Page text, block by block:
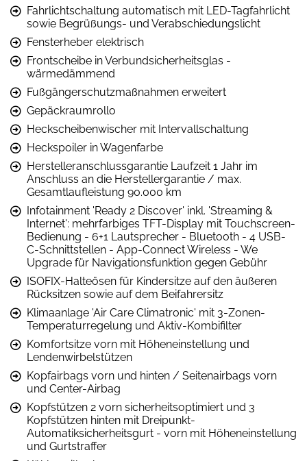
Fahrlichtschaltung automatisch mit LED-Tagfahrlicht
sowie Begrüßungs- und Verabschiedungslicht
Fensterheber elektrisch
Frontscheibe in Verbundsicherheitsglas -
wärmedämmend
Fußgängerschutzmaßnahmen erweitert
Gepäckraumrollo
Heckscheibenwischer mit Intervallschaltung
Heckspoiler in Wagenfarbe
Herstelleranschlussgarantie Laufzeit 1 Jahr im
Anschluss an die Herstellergarantie / max.
Gesamtlaufleistung 90.000 km
Infotainment 'Ready 2 Discover' inkl. 'Streaming &
Internet': mehrfarbiges TFT-Display mit Touchscreen-
Bedienung - 6+1 Lautsprecher - Bluetooth - 4 USB-
C-Schnittstellen - App-Connect Wireless - We
Upgrade für Navigationsfunktion gegen Gebühr
ISOFIX-Halteösen für Kindersitze auf den äußeren
Rücksitzen sowie auf dem Beifahrersitz
Klimaanlage 'Air Care Climatronic' mit 3-Zonen-
Temperaturregelung und Aktiv-Kombifilter
Komfortsitze vorn mit Höheneinstellung und
Lendenwirbelstützen
Kopfairbags vorn und hinten / Seitenairbags vorn
und Center-Airbag
Kopfstützen 2 vorn sicherheitsoptimiert und 3
Kopfstützen hinten mit Dreipunkt-
Automatiksicherheitsgurt - vorn mit Höheneinstellung
und Gurtstraffer